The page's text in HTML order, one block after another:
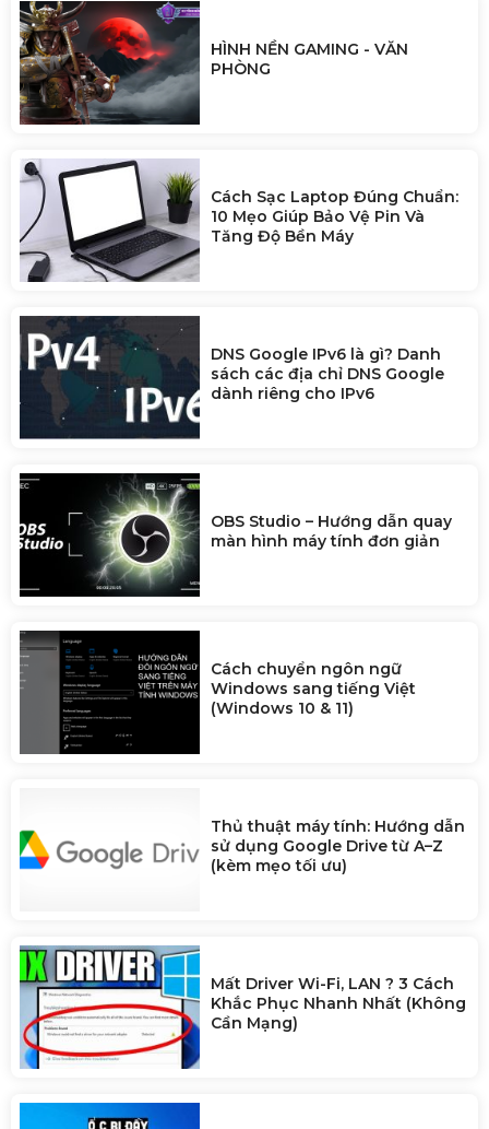
HÌNH NỀN GAMING - VĂN
PHÒNG
Cách Sạc Laptop Đúng Chuẩn:
10 Mẹo Giúp Bảo Vệ Pin Và
Tăng Độ Bền Máy
DNS Google IPv6 là gì? Danh
sách các địa chỉ DNS Google
dành riêng cho IPv6
OBS Studio – Hướng dẫn quay
màn hình máy tính đơn giản
Cách chuyển ngôn ngữ
Windows sang tiếng Việt
(Windows 10 & 11)
Thủ thuật máy tính: Hướng dẫn
sử dụng Google Drive từ A–Z
(kèm mẹo tối ưu)
Mất Driver Wi-Fi, LAN ? 3 Cách
Khắc Phục Nhanh Nhất (Không
Cần Mạng)